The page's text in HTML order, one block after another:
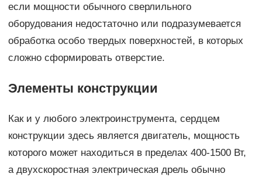
если мощности обычного сверлильного
оборудования недостаточно или подразумевается
обработка особо твердых поверхностей, в которых
сложно сформировать отверстие.
Элементы конструкции
Как и у любого электроинструмента, сердцем
конструкции здесь является двигатель, мощность
которого может находиться в пределах 400-1500 Вт,
а двухскоростная электрическая дрель обычно